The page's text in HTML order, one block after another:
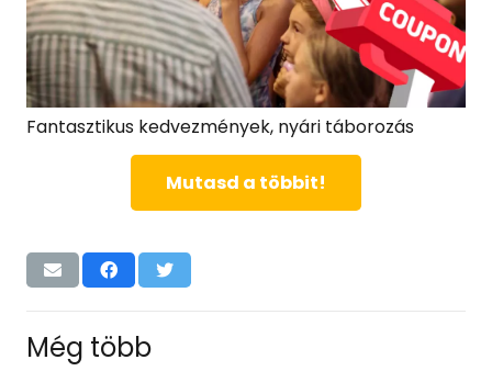
Fantasztikus kedvezmények, nyári táborozás
Mutasd a többit!
Még több